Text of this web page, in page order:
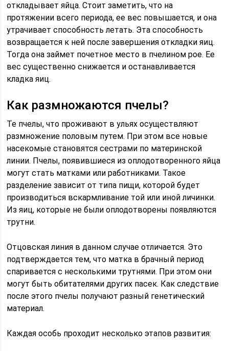
откладывает яйца. Стоит заметить, что на
протяжении всего периода, ее вес повышается, и она
утрачивает способность летать. Эта способность
возвращается к ней после завершения откладки яиц.
Тогда она займет почетное место в пчелином рое. Ее
вес существенно снижается и останавливается
кладка яиц.
Как размножаются пчелы?
Те пчелы, что проживают в ульях осуществляют
размножение половым путем. При этом все новые
насекомые становятся сестрами по материнской
линии. Пчелы, появившиеся из оплодотворенного яйца
могут стать матками или работниками. Такое
разделение зависит от типа пищи, которой будет
производиться вскармливание той или иной личинки.
Из яиц, которые не были оплодотворены появляются
трутни.
Отцовская линия в данном случае отличается. Это
подтверждается тем, что матка в брачный период
спаривается с несколькими трутнями. При этом они
могут быть обитателями других пасек. Как следствие
после этого пчелы получают разный генетический
материал.
Каждая особь проходит несколько этапов развития: